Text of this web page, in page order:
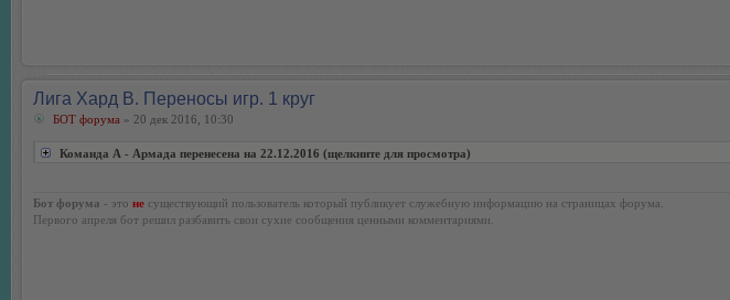
Лига Хард В. Переносы игр. 1 круг
БОТ форума » 20 дек 2016, 10:30
Команда А - Армада перенесена на 22.12.2016 (щелкните для просмотра)
Бот форума - это не существующий пользователь который публикует служебную информацию на страницах форума.
Первого апреля бот решил разбавить свои сухие сообщения ценными комментариями.